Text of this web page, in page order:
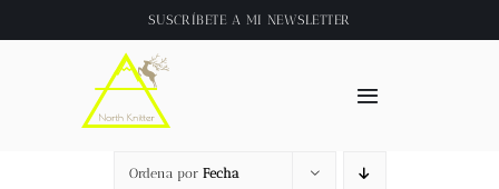
al
SUSCRÍBETE A MI NEWSLETTER
Toggle
Ordena por Fecha